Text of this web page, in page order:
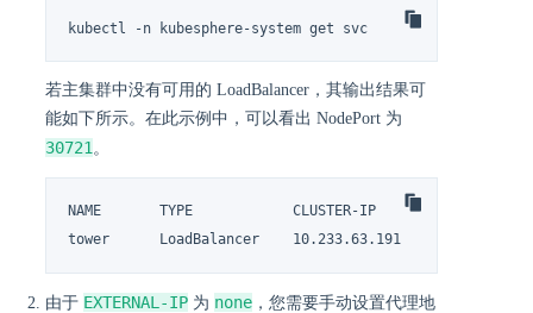
kubectl -n kubesphere-system get svc
若主集群中没有可用的 LoadBalancer，其输出结果可
能如下所示。在此示例中，可以看出 NodePort 为
30721 。
NAME       TYPE            CLUSTER-IP      EXTERNAL-
tower      LoadBalancer    10.233.63.191   <none>
由于 EXTERNAL-IP 为 none ，您需要手动设置代理地